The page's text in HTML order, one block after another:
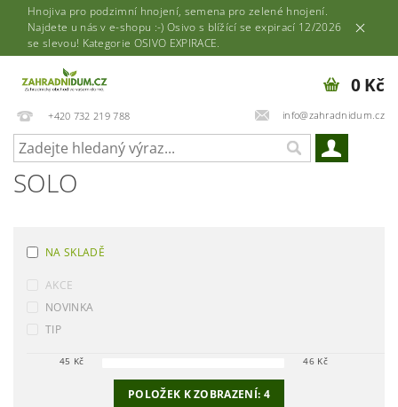
Hnojiva pro podzimní hnojení, semena pro zelené hnojení.
Najdete u nás v e-shopu :-) Osivo s blížící se expirací 12/2026
se slevou! Kategorie OSIVO EXPIRACE.
+420 732 219 788 info@zahradnidum.cz
0 Kč
SOLO
NA SKLADĚ
AKCE
NOVINKA
TIP
45 Kč 46Kč
POLOŽEK K ZOBRAZENÍ: 4